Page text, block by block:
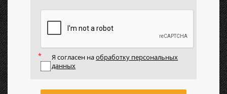
Я согласен наобработку персональных
данных